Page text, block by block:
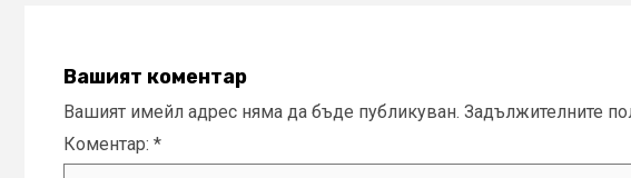
Вашият коментар
Вашият имейл адрес няма да бъде публикуван. Задължителните
Коментар: *